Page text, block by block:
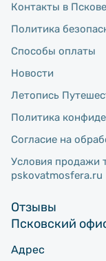
Контакты в Пскове
Политика
Способы оплаты
Новости
Летопись
Политика
Согласие на
Условия продажи
pskovatmosfera.ru
Отзывы
Псковский
Адрес